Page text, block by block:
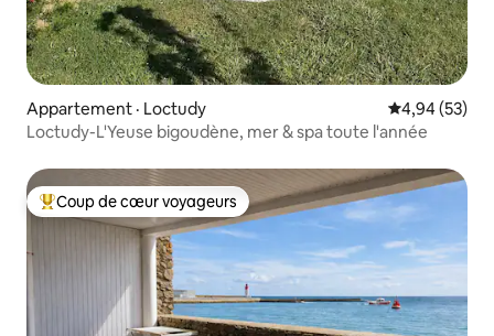
Appartement · Loctudy Note
4,94 (53)
Loctudy-L'Yeuse bigoudène, mer & spa toute l'année
Coup de cœur voyageurs parmi les plus aimés
Coup de cœur voyageurs